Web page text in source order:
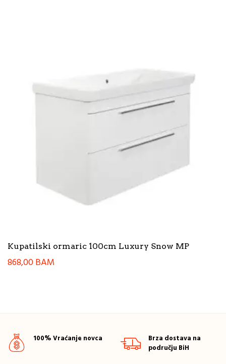
Kupatilski ormaric 100cm Luxury Snow MP
868,00BAM
100% Vraćanje novca
Brza dostava na
području BiH